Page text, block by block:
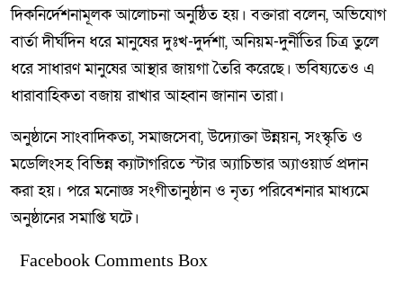
দিকনির্দেশনামূলক আলোচনা অনুষ্ঠিত হয়। বক্তারা বলেন, অভিযোগ
বার্তা দীর্ঘদিন ধরে মানুষের দুঃখ-দুর্দশা, অনিয়ম-দুর্নীতির চিত্র তুলে
ধরে সাধারণ মানুষের আস্থার জায়গা তৈরি করেছে। ভবিষ্যতেও এ
ধারাবাহিকতা বজায় রাখার আহ্বান জানান তারা।
অনুষ্ঠানে সাংবাদিকতা, সমাজসেবা, উদ্যোক্তা উন্নয়ন, সংস্কৃতি ও
মডেলিংসহ বিভিন্ন ক্যাটাগরিতে স্টার অ্যাচিভার অ্যাওয়ার্ড প্রদান
করা হয়। পরে মনোজ্ঞ সংগীতানুষ্ঠান ও নৃত্য পরিবেশনার মাধ্যমে
অনুষ্ঠানের সমাপ্তি ঘটে।
Facebook Comments Box